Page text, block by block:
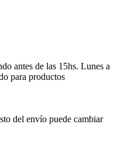
antes de las 15hs. Lunes a
para productos
del envío puede cambiar